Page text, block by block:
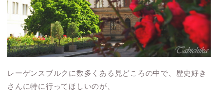
レーゲンスブルクに数多くある見どころの中で、歴史好き
さんに特に行ってほしいのが、